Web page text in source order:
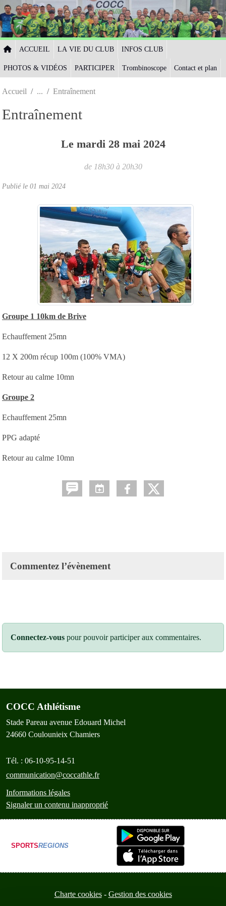
ACCUEIL LA VIE DU CLUB INFOS CLUB
PHOTOS & VIDÉOS PARTICIPER Trombinoscope Contact et plan
Accueil Entraînement
Entraînement
Le mardi 28 mai 2024
de 18h30 à 20h30
Publié le 01 mai 2024
Groupe 1 10km de Brive
Echauffement 25mn
12 X 200m récup 100m (100% VMA)
Retour au calme 10mn
Groupe 2
Echauffement 25mn
PPG adapté
Retour au calme 10mn
Commentez l’évènement
Connectez-vous pour pouvoir participer aux commentaires.
COCC Athlétisme
Stade Pareau avenue Edouard Michel
24660 Coulounieix Chamiers
Tél. : 06-10-95-14-51
communication@coccathle.fr
Informations légales
Signaler un contenu inapproprié
SPORTSREGIONS
Charte cookies Gestion des cookies
Panneau de gestion des cookies